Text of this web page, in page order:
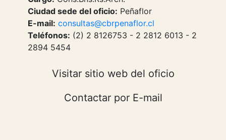
Ciudad sede del oficio: Peñaflor
E-mail: consultas@cbrpenaflor.cl
Teléfonos: (2) 2 8126753 - 2 2812 6013 - 2
2894 5454
Visitar sitio web del oficio
Contactar por E-mail